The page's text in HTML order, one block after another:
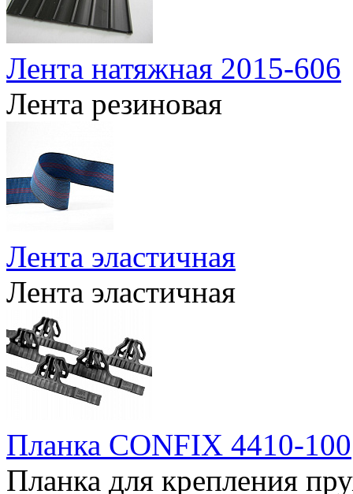
Лента натяжная 2015-606
Лента резиновая
Лента эластичная
Лента эластичная
Планка CONFIX 4410-100
Планка для крепления